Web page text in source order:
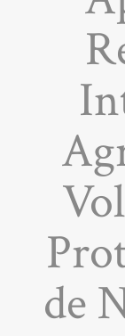
de